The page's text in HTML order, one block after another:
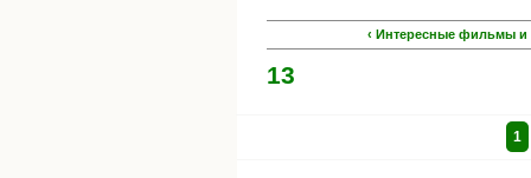
‹ Интересные фильмы и
13
1